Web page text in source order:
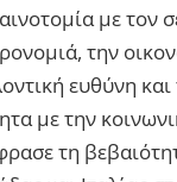
με τον
την
ευθύνη και
με την
τη